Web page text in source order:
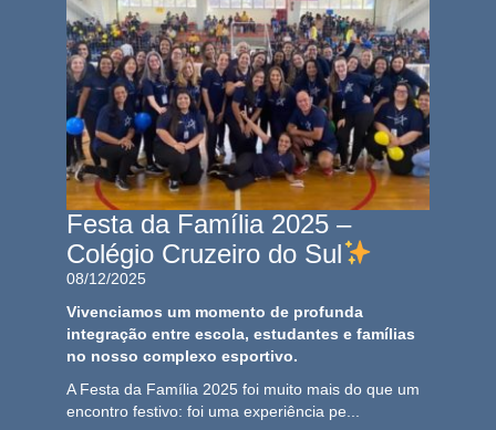
Festa da Família 2025 –
Colégio Cruzeiro do Sul
08/12/2025
Vivenciamos um momento de profunda
integração entre escola, estudantes e famílias
no nosso complexo esportivo.
A Festa da Família 2025 foi muito mais do que um
encontro festivo: foi uma experiência pe...